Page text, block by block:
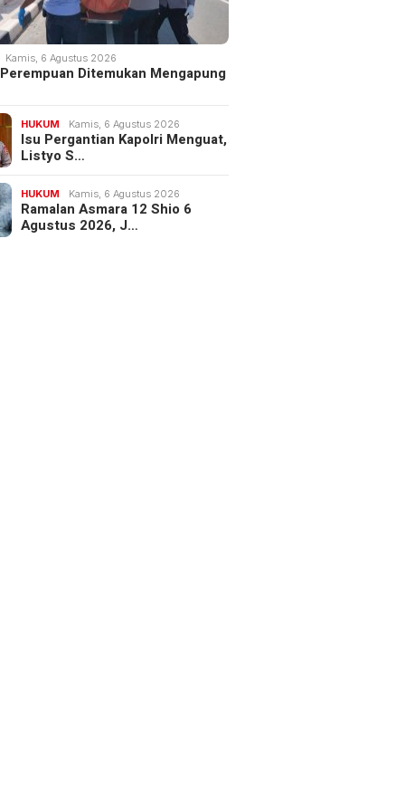
Kamis, 6 Agustus 2026
Ditemukan Mengapung
HUKUM Kamis, 6 Agustus 2026
Isu Pergantian Kapolri Menguat,
Listyo S…
HUKUM Kamis, 6 Agustus 2026
Ramalan Asmara 12 Shio 6
Agustus 2026, J…